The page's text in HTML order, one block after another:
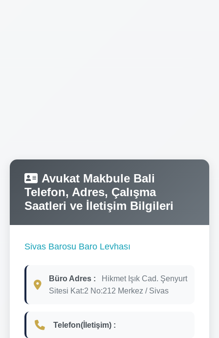
Avukat Makbule Bali
Telefon, Adres, Çalışma
Saatleri ve İletişim Bilgileri
Sivas Barosu Baro Levhası
Büro Adres :
Hikmet Işık Cad. Şenyurt
Sitesi Kat:2 No:212 Merkez / Sivas
Telefon(İletişim) :